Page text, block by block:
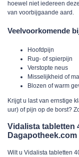
hoewel niet iedereen
van voorbijgaande aard.
Veelvoorkomende
Hoofdpijn
Rug- of spierpijn
Verstopte neus
Misselijkheid of
Blozen of warm
Krijgt u last van ernstige
uur) of pijn op de borst?
Vidalista tabletten
Dagapotheek.com
Wilt u Vidalista tabletten